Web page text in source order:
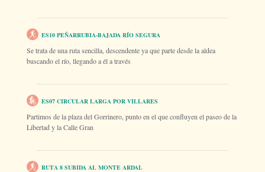
ES10 PEÑARRUBIA-BAJADA RÍO SEGURA
Se trata de una ruta sencilla, descendente ya que parte desde la aldea
buscando el río, llegando a él a través
ES07 CIRCULAR LARGA POR VILLARES
Partimos de la plaza del Gorrinero, punto en el que confluyen el paseo de la
Libertad y la Calle Gran
RUTA 8 SUBIDA AL MONTE ARDAL